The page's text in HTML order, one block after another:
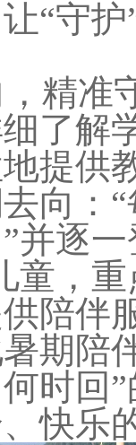
“守
精准
了解
提供
向：
并逐
童，
陪伴
期陪
时回
快乐